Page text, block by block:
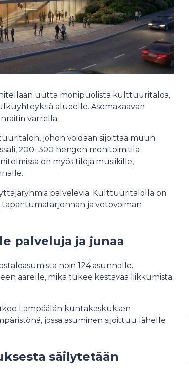
uutta monipuolista kulttuuritaloa,
alueelle. Asemakaavan
varrella.
johon voidaan sijoittaa muun
200–300 hengen monitoimitila
on myös tiloja musiikille,
palvelevia. Kulttuuritalolla on
ja vetovoiman
palveluja ja junaa
noin 124 asunnolle.
äärelle, mikä tukee kestävää liikkumista
Lempäälän kuntakeskuksen
jossa asuminen sijoittuu lähelle
säilytetään